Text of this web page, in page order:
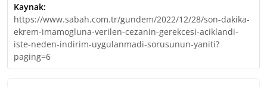
Kaynak:
https://www.sabah.com.tr/gundem/2022/12/28/son-dakika-
ekrem-imamogluna-verilen-cezanin-gerekcesi-aciklandi-
iste-neden-indirim-uygulanmadi-sorusunun-yaniti?
paging=6